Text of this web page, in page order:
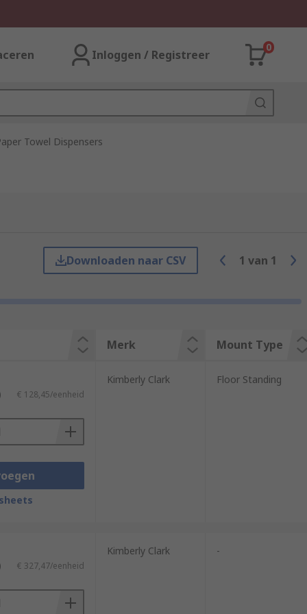
Inloggen / Registreer
0
Towel Dispensers
Downloaden naar CSV 1 van 1
Merk Mount Type
€ 128,45/eenheid
Kimberly Clark Floor Standing
€ 327,47/eenheid
Kimberly Clark -